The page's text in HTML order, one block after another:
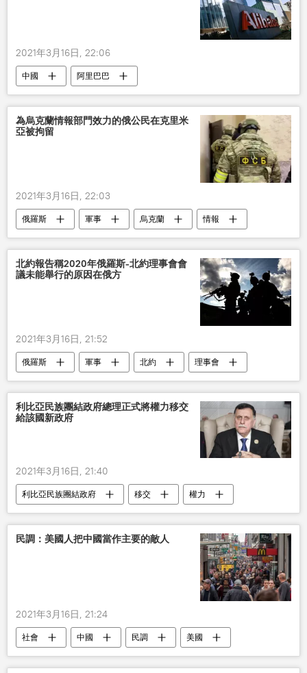
2021年3月16日, 22:06
中國 阿里巴巴
為烏克蘭情報部門效力的俄公民在克里米
亞被拘留
2021年3月16日, 22:03
俄羅斯 軍事 烏克蘭
情報
被拘留
北約報告稱2020年俄羅斯-北約理事會會
議未能舉行的原因在俄方
2021年3月16日, 21:52
俄羅斯 軍事 北約 理事會
利比亞民族團結政府總理正式將權力移交
給該國新政府
2021年3月16日, 21:40
利比亞民族團結政府 移交
權力
政治
民調：美國人把中國當作主要的敵人
2021年3月16日, 21:24
社會 中國 民調 美國